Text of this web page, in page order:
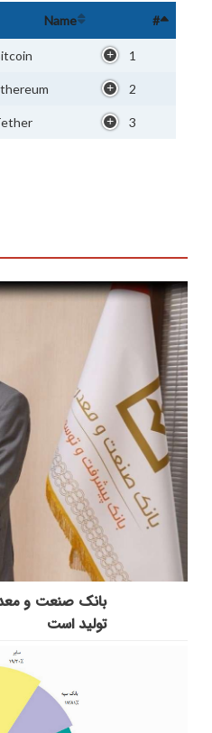
#
Name
1
2
3
بانك صنعت و
تولید است